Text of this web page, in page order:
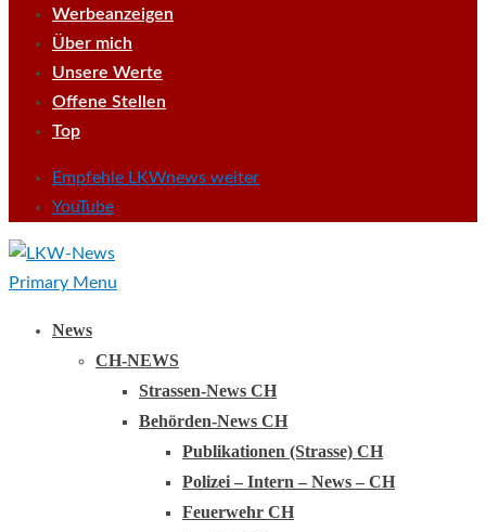
Werbeanzeigen
Über mich
Unsere Werte
Offene Stellen
Top
Empfehle LKWnews weiter
YouTube
Primary Menu
News
CH-NEWS
Strassen-News CH
Behörden-News CH
Publikationen (Strasse) CH
Polizei – Intern – News – CH
Feuerwehr CH